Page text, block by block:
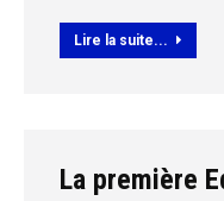
Lire la suite...
La première